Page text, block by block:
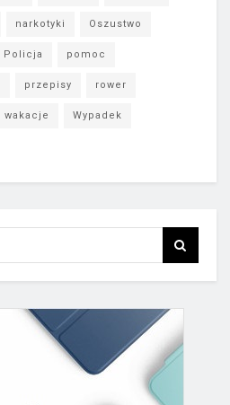
narkotyki Oszustwo
Policja pomoc
przepisy rower
wakacje Wypadek